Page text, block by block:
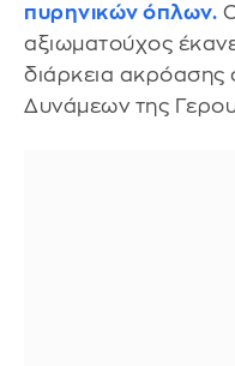
πυρηνικών όπλων.
αξιωματούχος
διάρκεια ακρόασης
Δυνάμεων της